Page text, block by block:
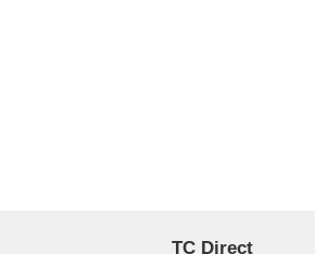
TC Direct